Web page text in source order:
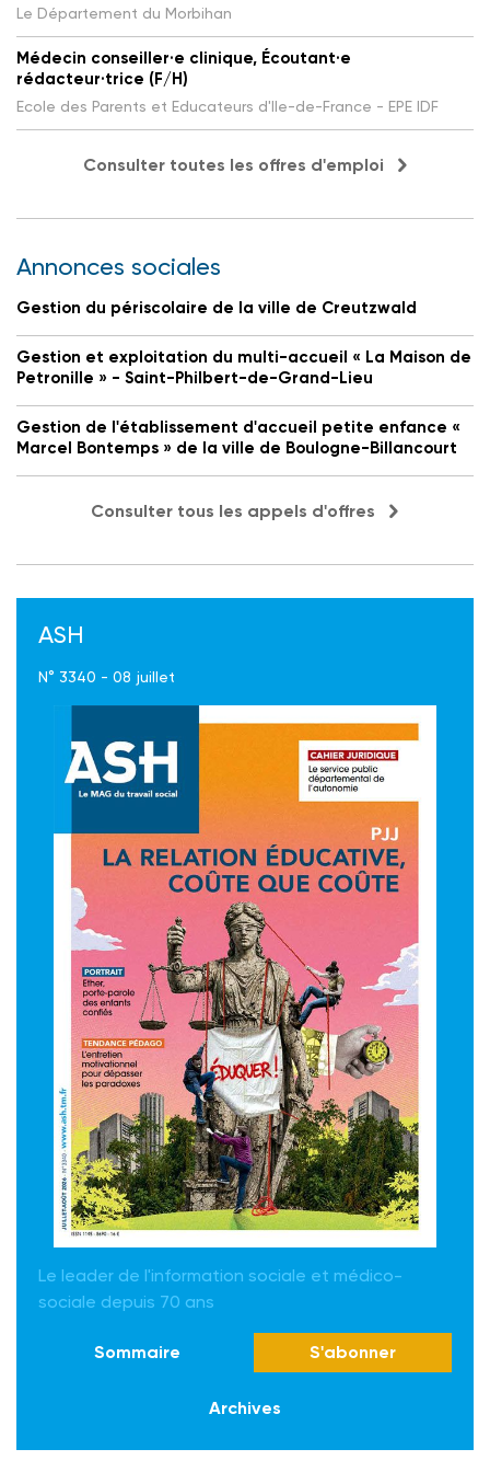
Le Département du Morbihan
Médecin conseiller·e clinique, Écoutant·e
rédacteur·trice (F/H)
Ecole des Parents et Educateurs d'Ile-de-France - EPE IDF
Consulter toutes les offres d'emploi
Annonces sociales
Gestion du périscolaire de la ville de Creutzwald
Gestion et exploitation du multi-accueil « La Maison de
Petronille » - Saint-Philbert-de-Grand-Lieu
Gestion de l'établissement d'accueil petite enfance «
Marcel Bontemps » de la ville de Boulogne-Billancourt
Consulter tous les appels d'offres
ASH
N° 3340 - 08 juillet
Le leader de l'information sociale et médico-
sociale depuis 70 ans
Sommaire S'abonner
Archives